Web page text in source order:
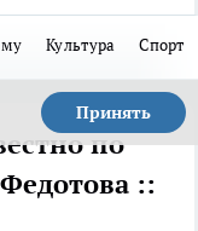
Культура Спорт
Принять
по
::